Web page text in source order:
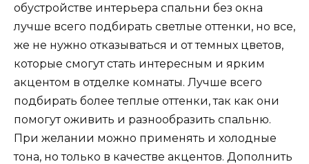
обустройстве интерьера спальни без окна
лучше всего подбирать светлые оттенки, но все,
же не нужно отказываться и от темных цветов,
которые смогут стать интересным и ярким
акцентом в отделке комнаты. Лучше всего
подбирать более теплые оттенки, так как они
помогут оживить и разнообразить спальню.
При желании можно применять и холодные
тона, но только в качестве акцентов. Дополнить